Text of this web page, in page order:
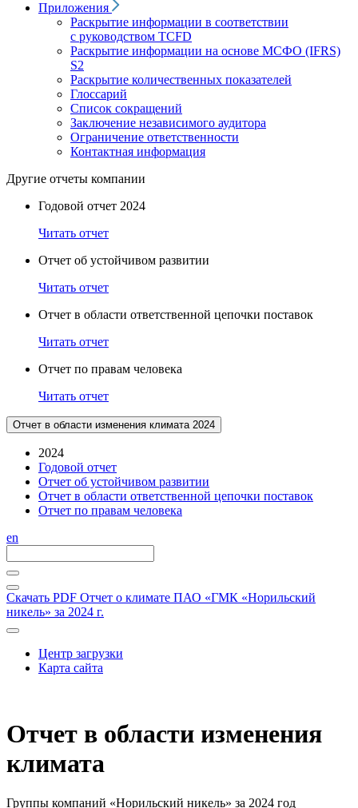
Приложения
Раскрытие информации в соответствии
с руководством TCFD
Раскрытие информации на основе МСФО (IFRS)
S2
Раскрытие количественных показателей
Глоссарий
Список сокращений
Заключение независимого аудитора
Ограничение ответственности
Контактная информация
Другие отчеты компании
Годовой отчет 2024
Читать отчет
Отчет об устойчивом развитии
Читать отчет
Отчет в области ответственной цепочки поставок
Читать отчет
Отчет по правам человека
Читать отчет
Отчет в области изменения климата 2024
2024
Годовой отчет
Отчет об устойчивом развитии
Отчет в области ответственной цепочки поставок
Отчет по правам человека
en
Скачать PDF Отчет о климате ПАО «ГМК «Норильский
никель» за 2024 г.
Центр загрузки
Карта сайта
Отчет в области изменения
климата
Группы компаний «Норильский никель» за 2024 год